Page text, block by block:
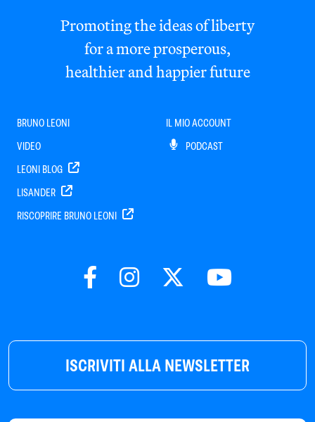
ISCRIVITI ALLA NEWSLETTER
Promoting the ideas of liberty
for a more prosperous,
healthier and happier future
BRUNO LEONI
VIDEO
LEONI BLOG
LISANDER
RISCOPRIRE BRUNO LEONI
IL MIO ACCOUNT
PODCAST